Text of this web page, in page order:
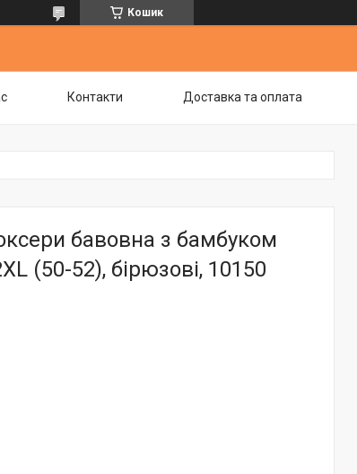
Кошик
Контакти Доставка та оплата
бавовна з бамбуком
(50-52), бірюзові, 10150